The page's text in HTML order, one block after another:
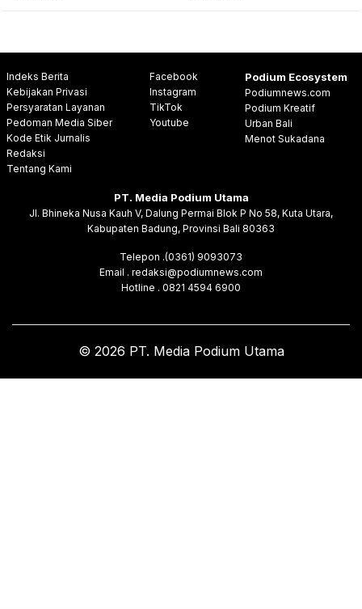
Indeks Berita
Kebijakan Privasi
Persyaratan Layanan
Pedoman Media Siber
Kode Etik Jurnalis
Redaksi
Tentang Kami
Facebook
Instagram
TikTok
Youtube
Podium Ecosystem
Podiumnews.com
Podium Kreatif
Urban Bali
Menot Sukadana
PT. Media Podium Utama
Jl. Bhineka Nusa Kauh V, Dalung Permai Blok P No 58, Kuta Utara,
Kabupaten Badung, Provinsi Bali 80363
Telepon .(0361) 9093073
Email . redaksi@podiumnews.com
Hotline . 0821 4594 6900
© 2026 PT. Media Podium Utama